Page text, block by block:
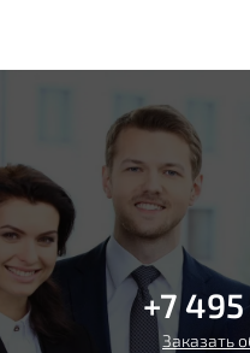
+7
Заказать